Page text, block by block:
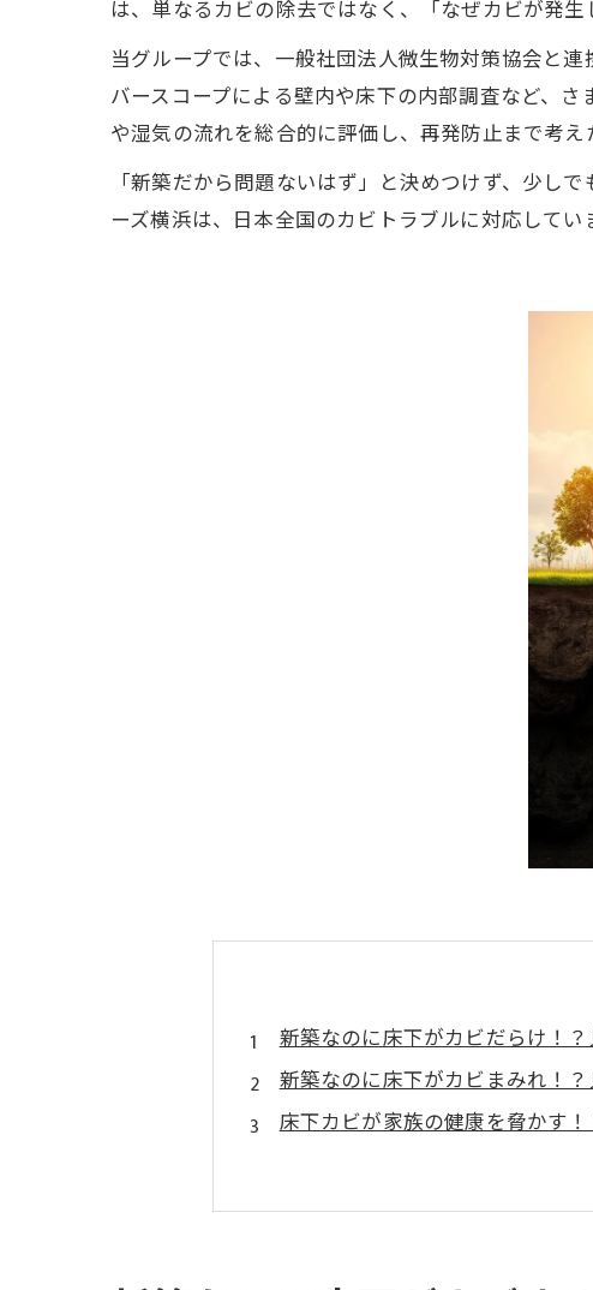
は、単なるカビの除去ではなく、「なぜカビが発
当グループでは、一般社団法人微生物対策協会と
バースコープによる壁内や床下の内部調査など、
や湿気の流れを総合的に評価し、再発防止まで考え
「新築だから問題ないはず」と決めつけず、少し
ーズ横浜は、日本全国のカビトラブルに対応して
新築なのに床下がカビだらけ！
新築なのに床下がカビまみれ！
床下カビが家族の健康を脅かす
なぜ床下カビは何度も再発する
床下カビは見た目だけでは分か